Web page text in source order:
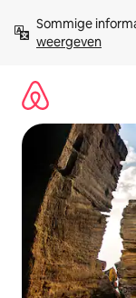
direct
naar
Sommige
weergeven